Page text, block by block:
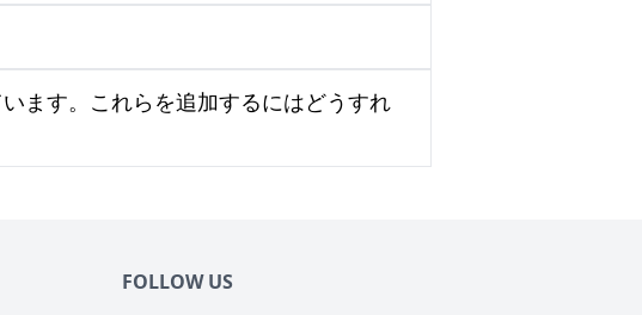
ます。これらを追加するにはどうすれ
FOLLOW US